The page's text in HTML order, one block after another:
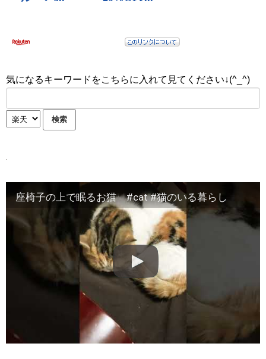
気になるキーワードをこちらに入れて見てください↓(^_^)
座椅子の上で眠るお猫 #cat #猫のいる暮らし